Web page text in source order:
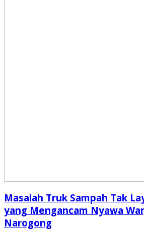
Masalah Truk Sampah Tak
yang Mengancam Nyawa
Narogong